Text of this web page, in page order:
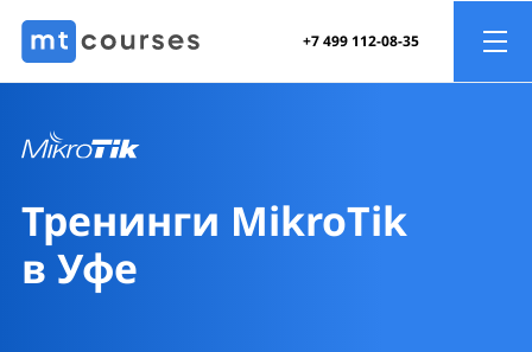
+7 499 112-08-35
Тренинги MikroTik
в Уфе